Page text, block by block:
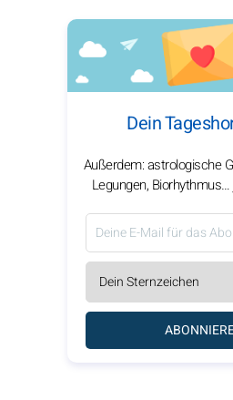
Dein
Außerdem: astrologische
Legungen,